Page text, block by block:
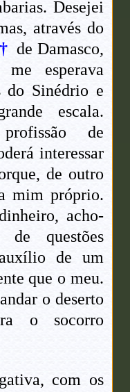
Desejei
através do
†de Damasco,
esperava
do Sinédrio e
escala.
de
interessar
de outro
mim próprio.
acho-
questões
de um
que o meu.
o deserto
o socorro
com os